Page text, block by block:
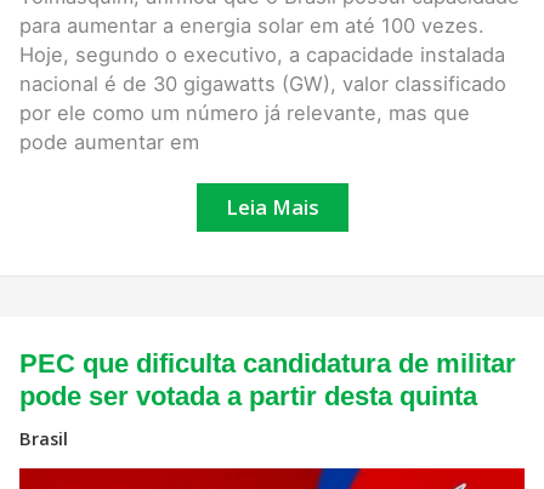
para aumentar a energia solar em até 100 vezes.
Hoje, segundo o executivo, a capacidade instalada
nacional é de 30 gigawatts (GW), valor classificado
por ele como um número já relevante, mas que
pode aumentar em
vezes,
diz
diretor
da
Petrobras
Leia Mais
PEC que dificulta candidatura de militar
pode ser votada a partir desta quinta
Brasil
PEC
que
dificulta
candidatura
pode